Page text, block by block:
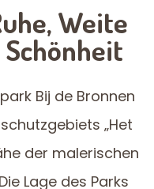
Weite
Bij de Bronnen
„Het
der malerischen
Lage des Parks